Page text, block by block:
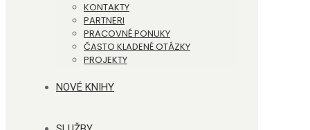
KONTAKTY
PARTNERI
PRACOVNÉ PONUKY
ČASTO KLADENÉ OTÁZKY
PROJEKTY
NOVÉ KNIHY